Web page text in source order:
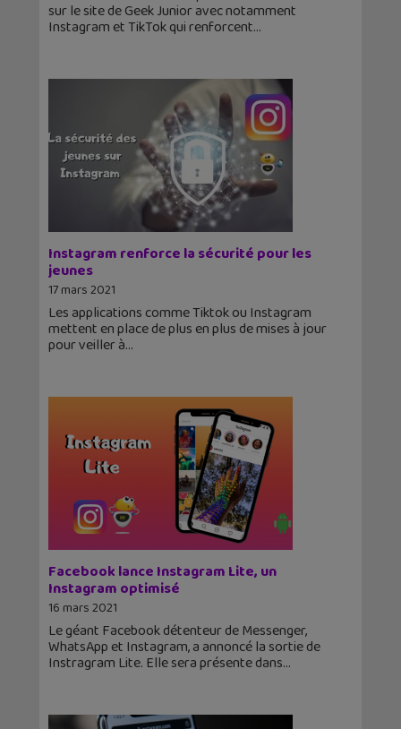
sur le site de Geek Junior avec notamment
Instagram et TikTok qui renforcent
Instagram renforce la sécurité pour les
jeunes
17 mars 2021
Les applications comme Tiktok ou Instagram
mettent en place de plus en plus de mises à jour
pour veiller à
Facebook lance Instagram Lite, un
Instagram optimisé
16 mars 2021
Le géant Facebook détenteur de Messenger,
WhatsApp et Instagram, a annoncé la sortie de
Instragram Lite. Elle sera présente dans